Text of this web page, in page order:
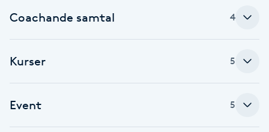
Fet hårbotten
Fibromassage
Coachande samtal 4
Kurser 5
Event 5